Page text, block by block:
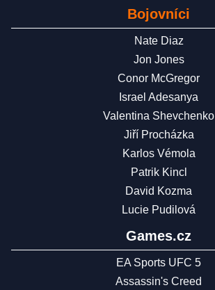
Bojovníci
Nate Diaz
Jon Jones
Conor McGregor
Israel Adesanya
Valentina Shevchenko
Jiří Procházka
Karlos Vémola
Patrik Kincl
David Kozma
Lucie Pudilová
Games.cz
EA Sports UFC 5
Assassin's Creed